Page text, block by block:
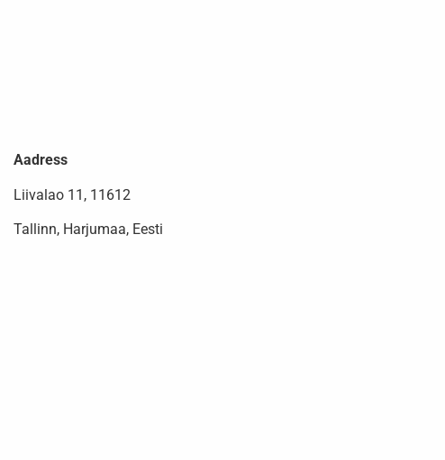
Aadress
Liivalao 11, 11612
Tallinn, Harjumaa, Eesti